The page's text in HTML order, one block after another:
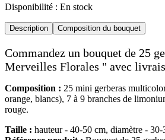
Disponibilité : En stock
Description Composition du bouquet
Commandez un bouquet de 25
Merveilles Florales " avec
Composition : 25 mini gerberas
orange, blancs), 7 à 9 branches de
rouge.
Taille : hauteur - 40-50 cm, diamètre - 30-